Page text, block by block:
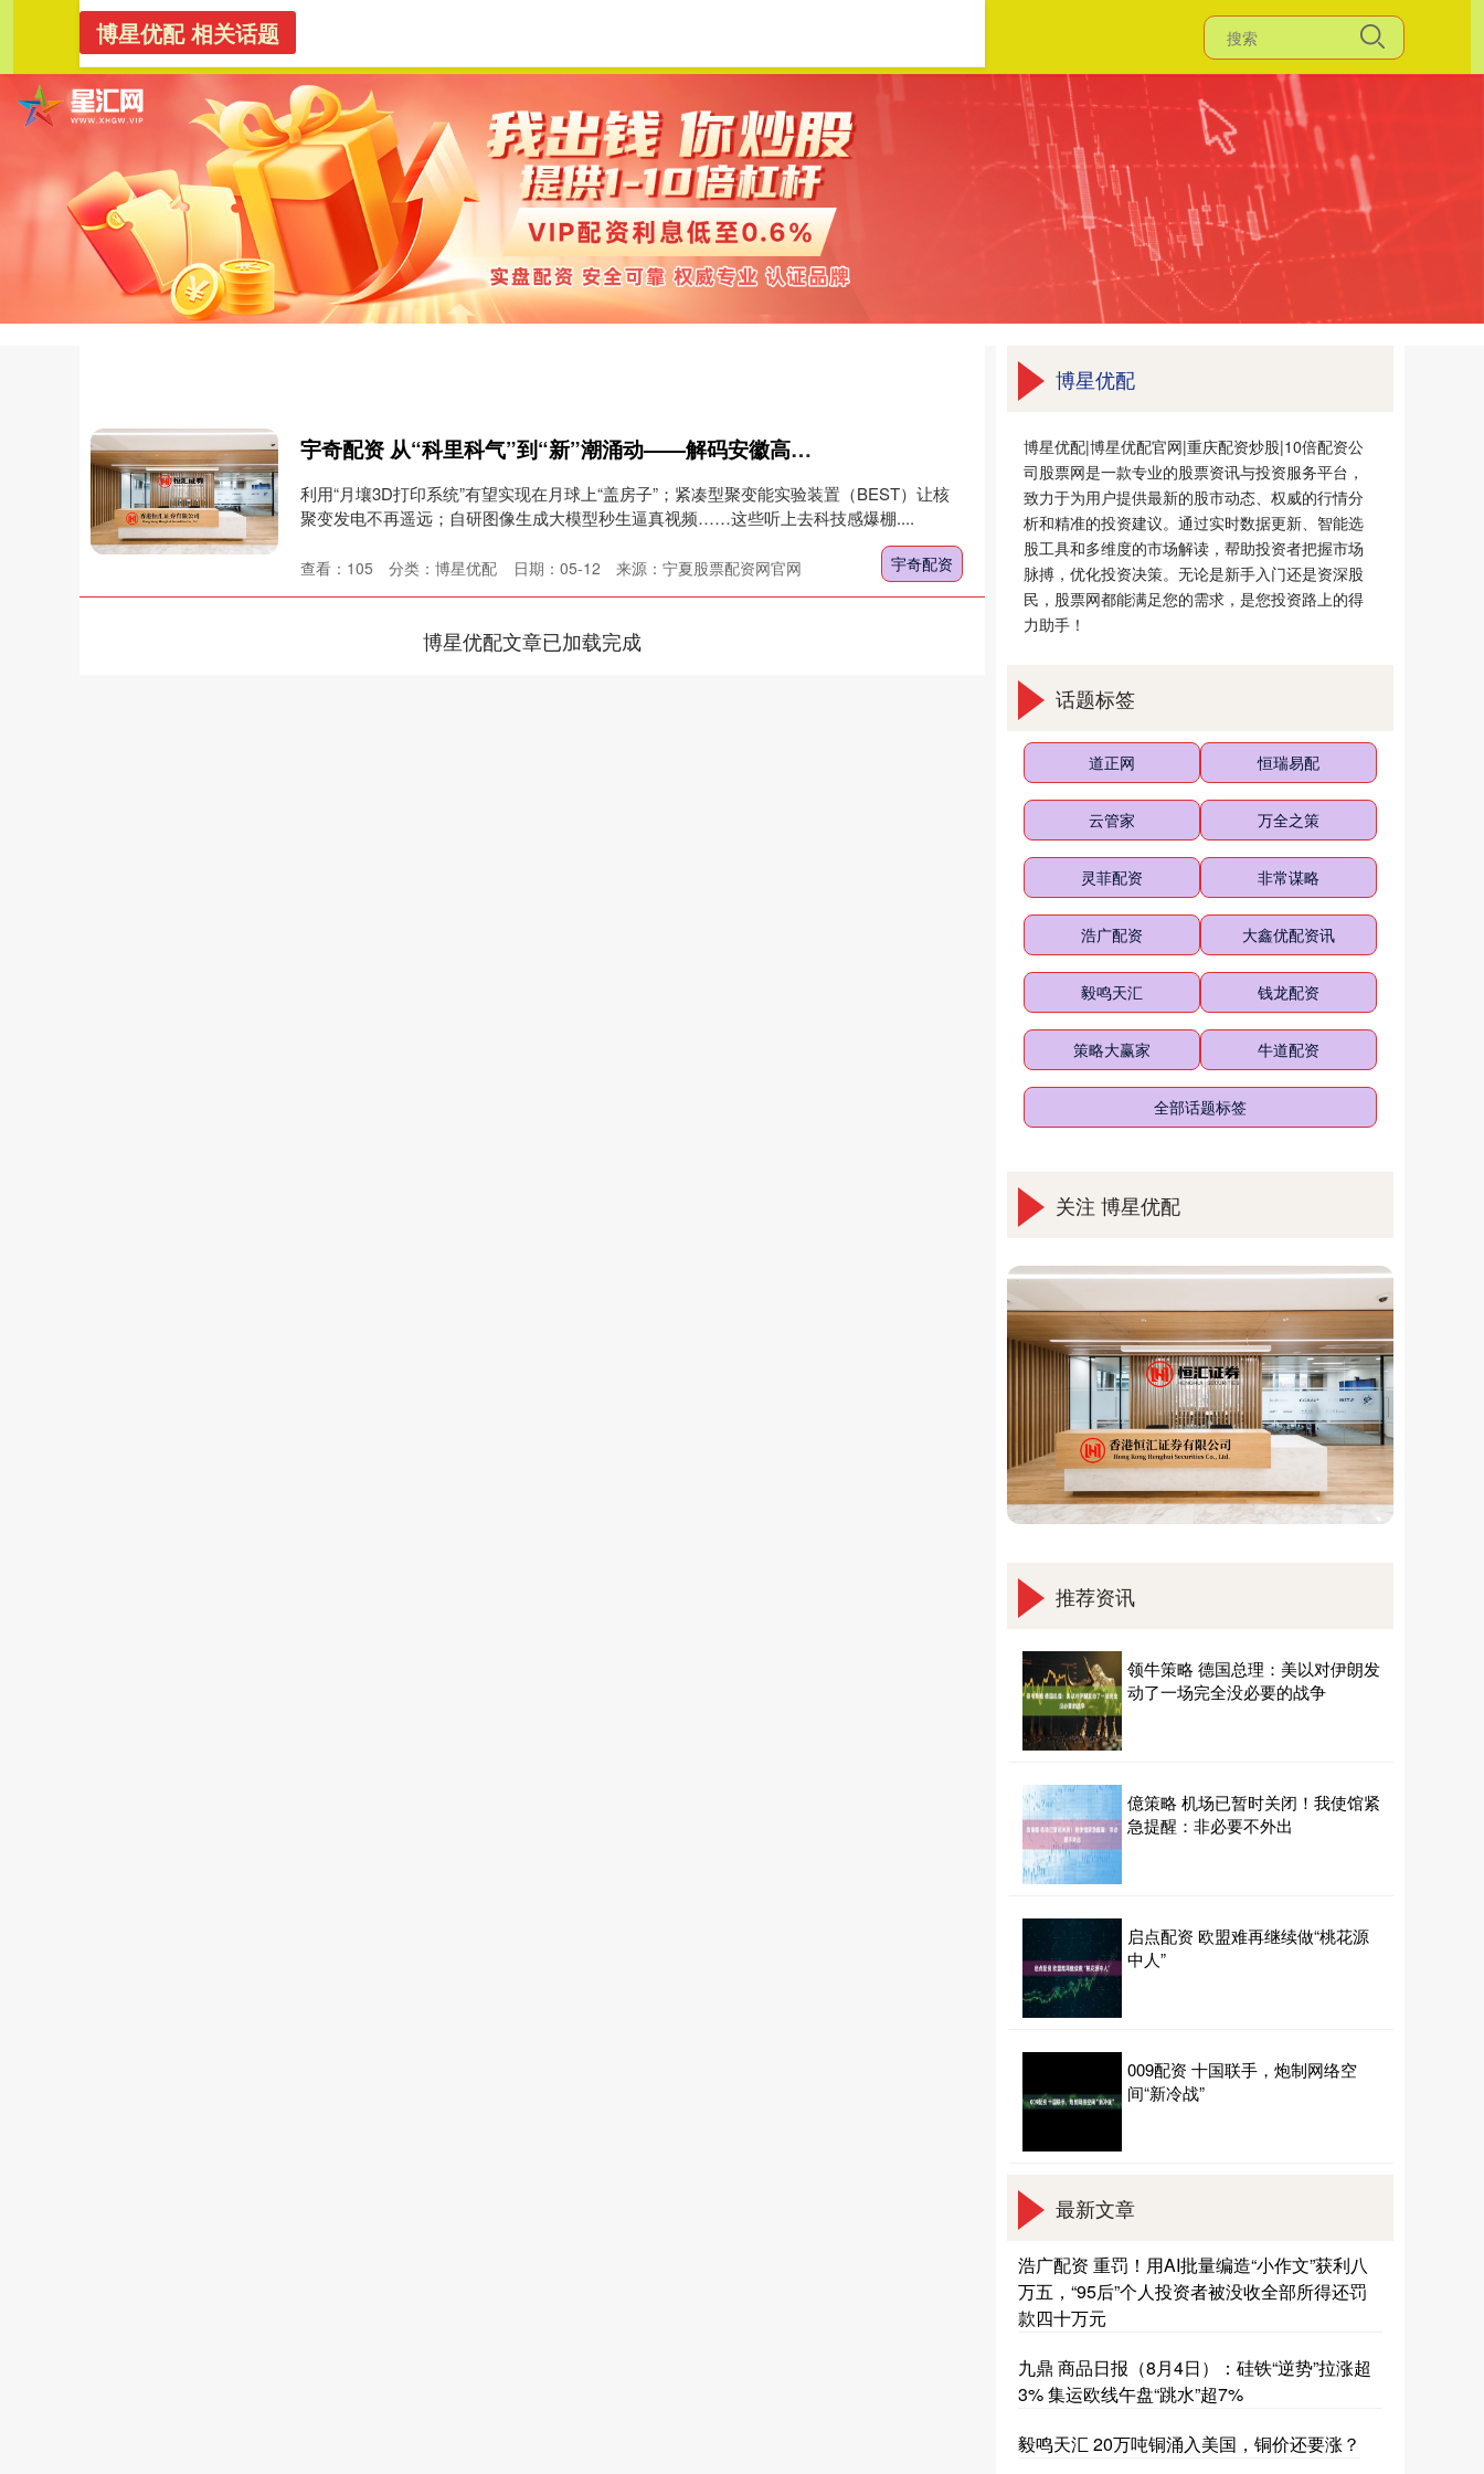
博星优配 相关话题
宇奇配资 从“科里科气”到“新”潮涌动——解码安徽高质量发展背后的创新基因
利用“月壤3D打印系统”有望实现在月球上“盖房子”；紧凑型聚变能实验装置（BEST）让核
聚变发电不再遥远；自研图像生成大模型秒生逼真视频……这些听上去科技感爆棚....
宇奇配资
日期：05-12 来源：宁夏股票配资网官网
查看： 105 分类： 博星优配
博星优配文章已加载完成
博星优配
博星优配|博星优配官网|重庆配资炒股|10倍配资公
司股票网是一款专业的股票资讯与投资服务平台，
致力于为用户提供最新的股市动态、权威的行情分
析和精准的投资建议。通过实时数据更新、智能选
股工具和多维度的市场解读，帮助投资者把握市场
脉搏，优化投资决策。无论是新手入门还是资深股
民，股票网都能满足您的需求，是您投资路上的得
力助手！
话题标签
道正网 恒瑞易配
云管家 万全之策
灵菲配资 非常谋略
浩广配资 大鑫优配资讯
毅鸣天汇 钱龙配资
策略大赢家 牛道配资
全部话题标签
关注 博星优配
推荐资讯
领牛策略 德国总理：美以对伊朗发
动了一场完全没必要的战争
億策略 机场已暂时关闭！我使馆紧
急提醒：非必要不外出
启点配资 欧盟难再继续做“桃花源
中人”
009配资 十国联手，炮制网络空
间“新冷战”
最新文章
浩广配资 重罚！用AI批量编造“小作文”获利八
万五，“95后”个人投资者被没收全部所得还罚
款四十万元
九鼎 商品日报（8月4日）：硅铁“逆势”拉涨超
3% 集运欧线午盘“跳水”超7%
毅鸣天汇 20万吨铜涌入美国，铜价还要涨？